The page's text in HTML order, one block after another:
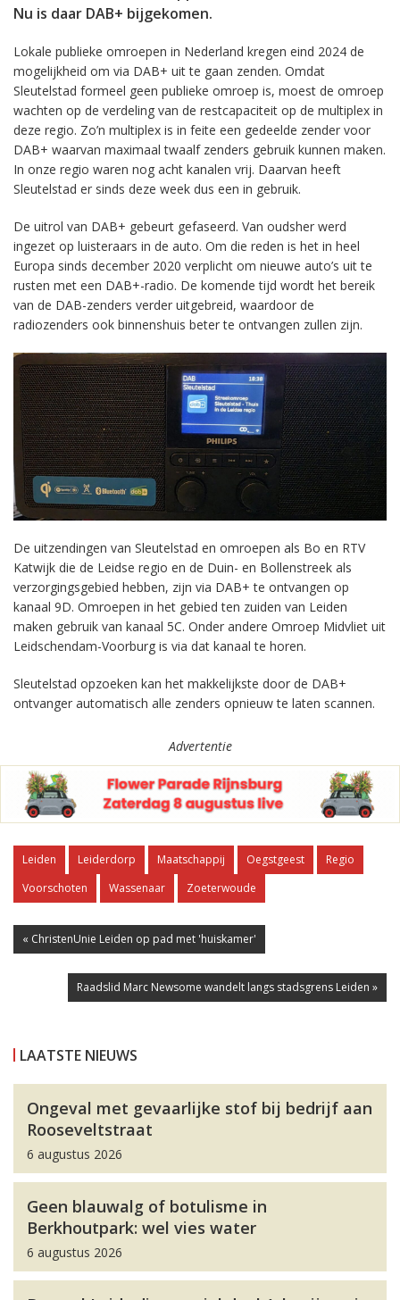
Nu is daar DAB+ bijgekomen.
Lokale publieke omroepen in Nederland kregen eind 2024 de
mogelijkheid om via DAB+ uit te gaan zenden. Omdat
Sleutelstad formeel geen publieke omroep is, moest de omroep
wachten op de verdeling van de restcapaciteit op de multiplex in
deze regio. Zo’n multiplex is in feite een gedeelde zender voor
DAB+ waarvan maximaal twaalf zenders gebruik kunnen maken.
In onze regio waren nog acht kanalen vrij. Daarvan heeft
Sleutelstad er sinds deze week dus een in gebruik.
De uitrol van DAB+ gebeurt gefaseerd. Van oudsher werd
ingezet op luisteraars in de auto. Om die reden is het in heel
Europa sinds december 2020 verplicht om nieuwe auto’s uit te
rusten met een DAB+-radio. De komende tijd wordt het bereik
van de DAB-zenders verder uitgebreid, waardoor de
radiozenders ook binnenshuis beter te ontvangen zullen zijn.
De uitzendingen van Sleutelstad en omroepen als Bo en RTV
Katwijk die de Leidse regio en de Duin- en Bollenstreek als
verzorgingsgebied hebben, zijn via DAB+ te ontvangen op
kanaal 9D. Omroepen in het gebied ten zuiden van Leiden
maken gebruik van kanaal 5C. Onder andere Omroep Midvliet uit
Leidschendam-Voorburg is via dat kanaal te horen.
Sleutelstad opzoeken kan het makkelijkste door de DAB+
ontvanger automatisch alle zenders opnieuw te laten scannen.
Advertentie
Leiden Leiderdorp Maatschappij Oegstgeest
Regio
Voorschoten
Wassenaar Zoeterwoude
« ChristenUnie Leiden op pad met 'huiskamer'
Raadslid Marc Newsome wandelt langs stadsgrens Leiden »
LAATSTE NIEUWS
Ongeval met gevaarlijke stof bij bedrijf aan
Rooseveltstraat
6 augustus 2026
Geen blauwalg of botulisme in
Berkhoutpark: wel vies water
6 augustus 2026